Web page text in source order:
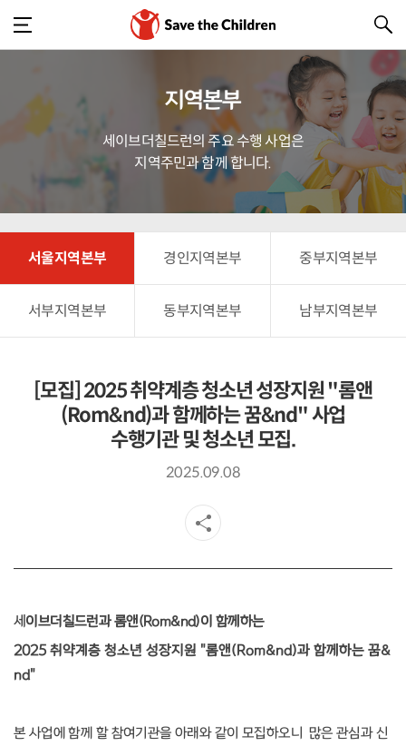
지역본부
세이브더칠드런의 주요 수행 사업은
지역주민과 함께 합니다.
서울지역본부 경인지역본부 중부지역본부
서부지역본부 동부지역본부 남부지역본부
[모집] 2025 취약계층 청소년 성장지원 "롬앤
(Rom&nd)과 함께하는 꿈&nd" 사업
수행기관 및 청소년 모집.
2025.09.08
세 이브더칠드런과롬앤(Rom&nd)이 함께하는
2025 취약계층 청소년 성장지원 "롬앤(Rom&nd)과 함께하는 꿈&
nd"
본 사업에 함께 할 참여기관을 아래와 같이 모집하오니 많은 관심과 신